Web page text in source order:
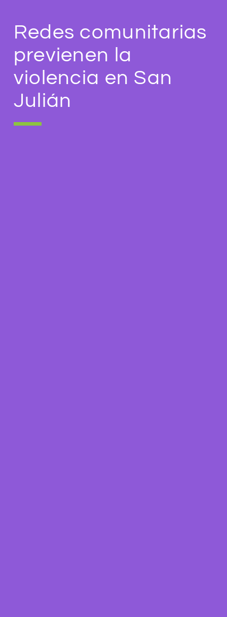
Redes comunitarias
previenen la
violencia en San
Julián